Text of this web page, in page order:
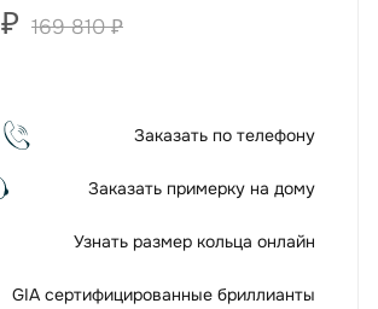
₽ 169 810₽
Заказать по телефону
Заказать примерку на дому
Узнать размер кольца онлайн
GIA сертифицированные бриллианты